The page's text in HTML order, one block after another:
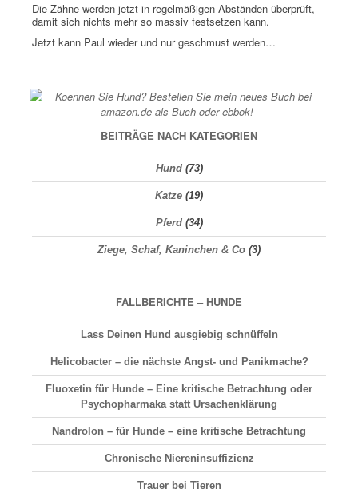
Die Zähne werden jetzt in regelmäßigen Abständen überprüft,
damit sich nichts mehr so massiv festsetzen kann.
Jetzt kann Paul wieder und nur geschmust werden…
BEITRÄGE NACH KATEGORIEN
Hund(73)
Katze (19)
Pferd(34)
Ziege, Schaf, Kaninchen & Co (3)
FALLBERICHTE – HUNDE
Lass Deinen Hund ausgiebig schnüffeln
Helicobacter – die nächste Angst- und Panikmache?
Fluoxetin für Hunde – Eine kritische Betrachtung oder
Psychopharmaka statt Ursachenklärung
Nandrolon – für Hunde – eine kritische Betrachtung
Chronische Niereninsuffizienz
Trauer bei Tieren